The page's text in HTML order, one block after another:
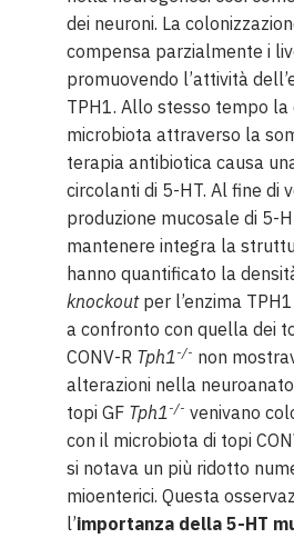
dei neuroni. La
compensa parzialmente i
promuovendo l’attività
TPH1. Allo stesso tempo
microbiota attraverso la
terapia antibiotica causa
circolanti di 5-HT. Al fine di
produzione mucosale di 5-
mantenere integra la
hanno quantificato la
knockoutper l’enzima
a confronto con quella dei
CONV-R Tph1-/- non
alterazioni nella
topi GF Tph1-/- venivano
con il microbiota di topi
si notava un più ridotto
mioenterici. Questa
l’importanza della 5-HT